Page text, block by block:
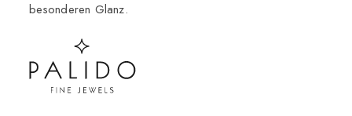
besonderen Glanz.